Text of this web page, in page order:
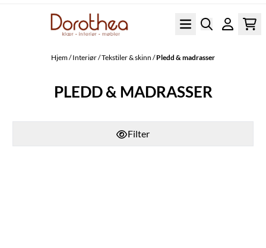
Hopp til innhold
Hjem/Interiør/Tekstiler & skinn /Pledd & madrasser
PLEDD & MADRASSER
Filter